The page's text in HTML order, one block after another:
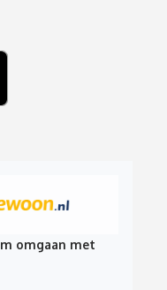
omgaan met